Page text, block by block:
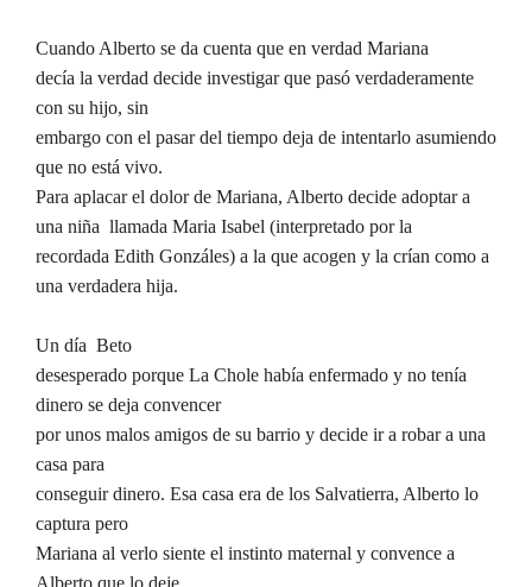
Cuando Alberto se da cuenta que en verdad Mariana
decía la verdad decide investigar que pasó verdaderamente
con su hijo, sin
embargo con el pasar del tiempo deja de intentarlo asumiendo
que no está vivo.
Para aplacar el dolor de Mariana, Alberto decide adoptar a
una niña llamada Maria Isabel (interpretado por la
recordada Edith Gonzáles) a la que acogen y la crían como a
una verdadera hija.
Un día Beto
desesperado porque La Chole había enfermado y no tenía
dinero se deja convencer
por unos malos amigos de su barrio y decide ir a robar a una
casa para
conseguir dinero. Esa casa era de los Salvatierra, Alberto lo
captura pero
Mariana al verlo siente el instinto maternal y convence a